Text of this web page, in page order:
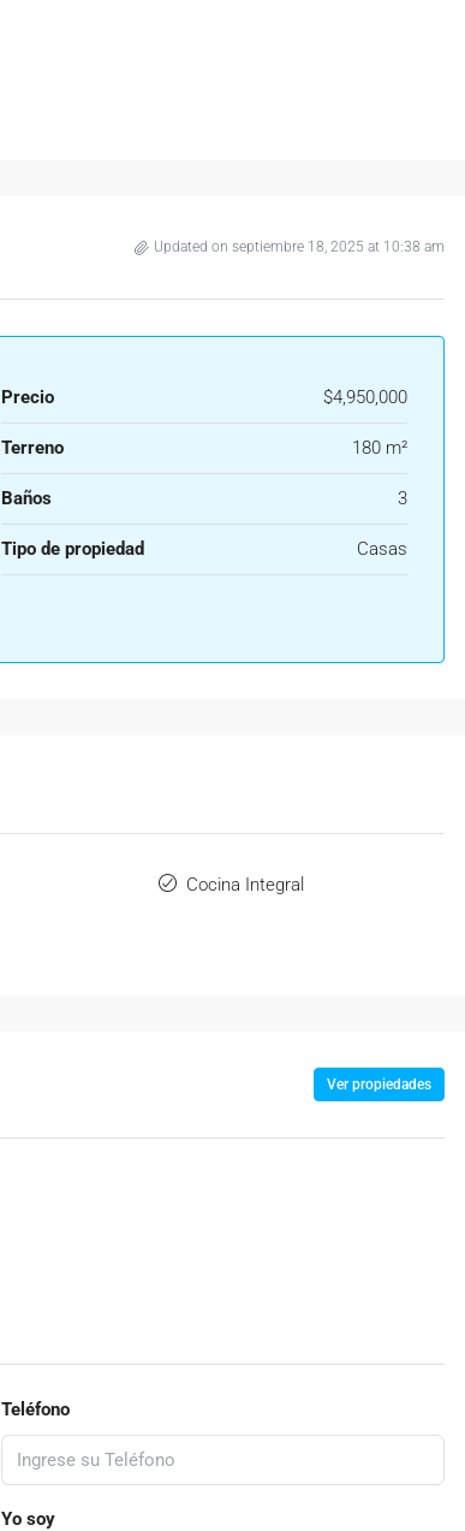
Updated on septiembre 18, 2025 at 10:38 am
Precio $4,950,000
Terreno 180 m²
Baños 3
Tipo de propiedad Casas
Cocina Integral
Ver propiedades
Teléfono
Yo soy